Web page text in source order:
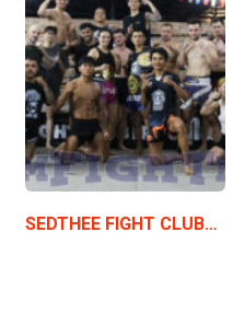
SEDTHEE FIGHT CLUB…